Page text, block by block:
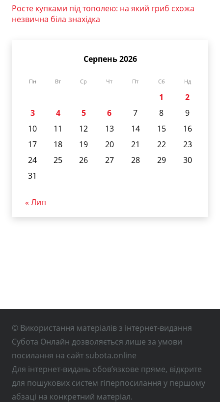
Росте купками під тополею: на який гриб схожа
незвична біла знахідка
Серпень 2026
Пн Вт Ср Чт Пт Сб Нд
1
2
3
4 5 6 7 8
9
10
11 12 13 14 15
16
17
18 19 20 21 22
23
24
25 26 27 28 29
30
31
« Лип
© Використання матеріалів з інтернет-видання
Субота Онлайн дозволяється лише за умови
посилання на сайт subota.online
Для інтернет-видань обов’язкове пряме, відкрите
для пошукових систем гіперпосилання у першому
абзаці на конкретний матеріал.